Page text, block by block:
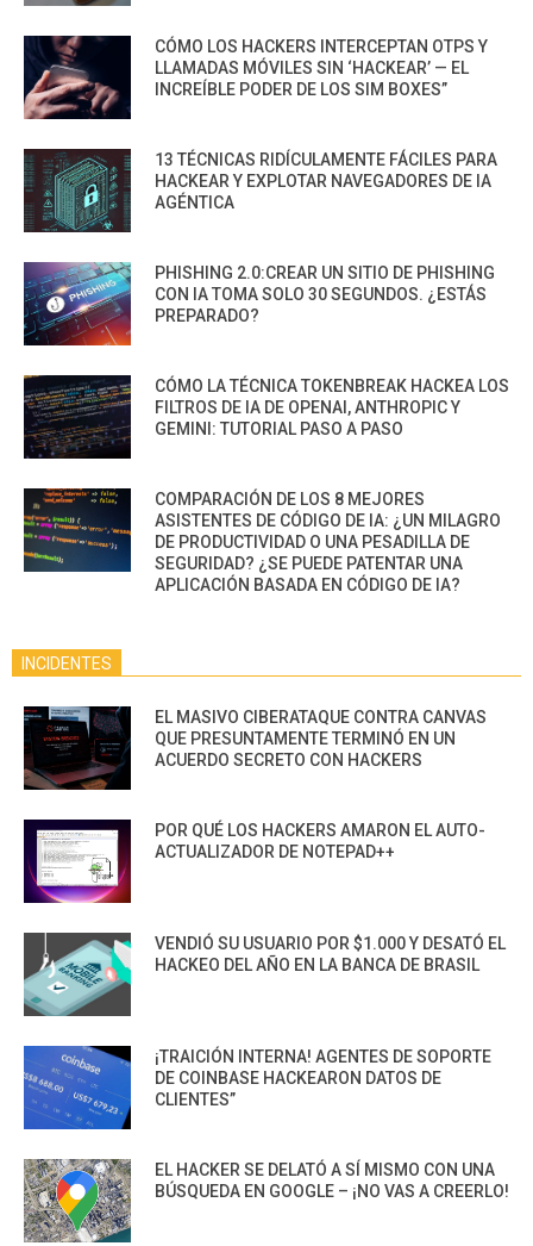
CÓMO LOS HACKERS INTERCEPTAN OTPS Y
LLAMADAS MÓVILES SIN ‘HACKEAR’ — EL
INCREÍBLE PODER DE LOS SIM BOXES”
13 TÉCNICAS RIDÍCULAMENTE FÁCILES PARA
HACKEAR Y EXPLOTAR NAVEGADORES DE IA
AGÉNTICA
PHISHING 2.0:CREAR UN SITIO DE PHISHING
CON IA TOMA SOLO 30 SEGUNDOS. ¿ESTÁS
PREPARADO?
CÓMO LA TÉCNICA TOKENBREAK HACKEA LOS
FILTROS DE IA DE OPENAI, ANTHROPIC Y
GEMINI: TUTORIAL PASO A PASO
COMPARACIÓN DE LOS 8 MEJORES
ASISTENTES DE CÓDIGO DE IA: ¿UN MILAGRO
DE PRODUCTIVIDAD O UNA PESADILLA DE
SEGURIDAD? ¿SE PUEDE PATENTAR UNA
APLICACIÓN BASADA EN CÓDIGO DE IA?
INCIDENTES
EL MASIVO CIBERATAQUE CONTRA CANVAS
QUE PRESUNTAMENTE TERMINÓ EN UN
ACUERDO SECRETO CON HACKERS
POR QUÉ LOS HACKERS AMARON EL AUTO-
ACTUALIZADOR DE NOTEPAD++
VENDIÓ SU USUARIO POR $1.000 Y DESATÓ EL
HACKEO DEL AÑO EN LA BANCA DE BRASIL
¡TRAICIÓN INTERNA! AGENTES DE SOPORTE
DE COINBASE HACKEARON DATOS DE
CLIENTES”
EL HACKER SE DELATÓ A SÍ MISMO CON UNA
BÚSQUEDA EN GOOGLE – ¡NO VAS A CREERLO!